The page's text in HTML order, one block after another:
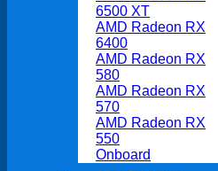
6500 XT
AMD Radeon RX
6400
AMD Radeon RX
580
AMD Radeon RX
570
AMD Radeon RX
550
Onboard